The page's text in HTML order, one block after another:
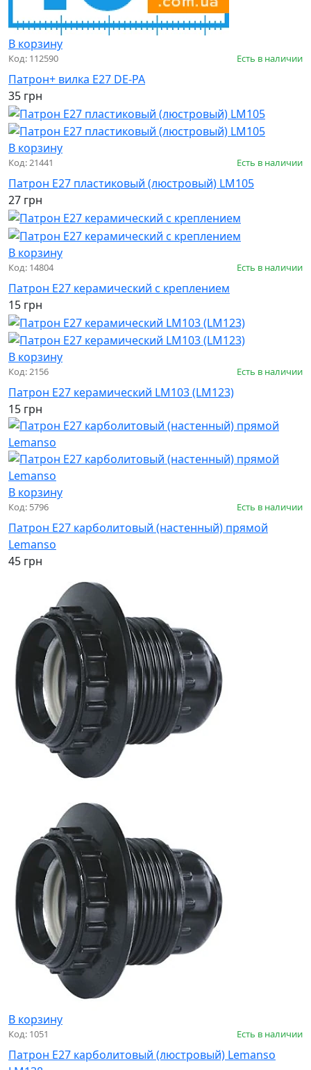
В корзину
Код: 112590 Есть в наличии
Патрон+ вилка Е27 DE-PA
35 грн
В корзину
Код: 21441 Есть в наличии
Патрон Е27 пластиковый (люстровый) LM105
27 грн
В корзину
Код: 14804 Есть в наличии
Патрон Е27 керамический с креплением
15 грн
В корзину
Код: 2156 Есть в наличии
Патрон Е27 керамический LM103 (LM123)
15 грн
В корзину
Код: 5796 Есть в наличии
Патрон Е27 карболитовый (настенный) прямой
Lemanso
45 грн
В корзину
Код: 1051 Есть в наличии
Патрон Е27 карболитовый (люстровый) Lemanso